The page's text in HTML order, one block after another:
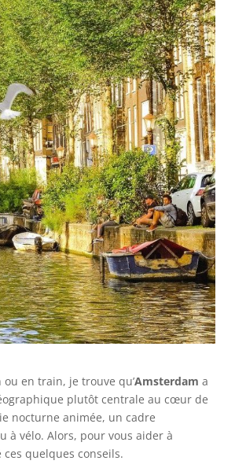
en train, je trouve qu’Amsterdam a
plutôt centrale au cœur de
nocturne animée, un cadre
à vélo. Alors, pour vous aider à
quelques conseils.